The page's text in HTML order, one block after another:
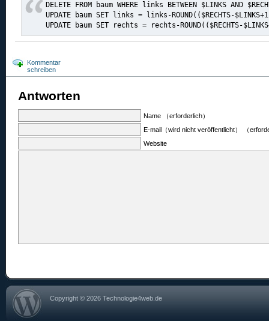
DELETE FROM baum WHERE links BETWEEN $LINKS AND
UPDATE baum SET links = links-ROUND(($RECHTS-
UPDATE baum SET rechts = rechts-ROUND(($RECHTS-
Kommentar
schreiben
Antworten
Name （erforderlich）
E-mail（wird nicht veröffentlicht） （
Website
Copyright © 2026 Technologie4web.de